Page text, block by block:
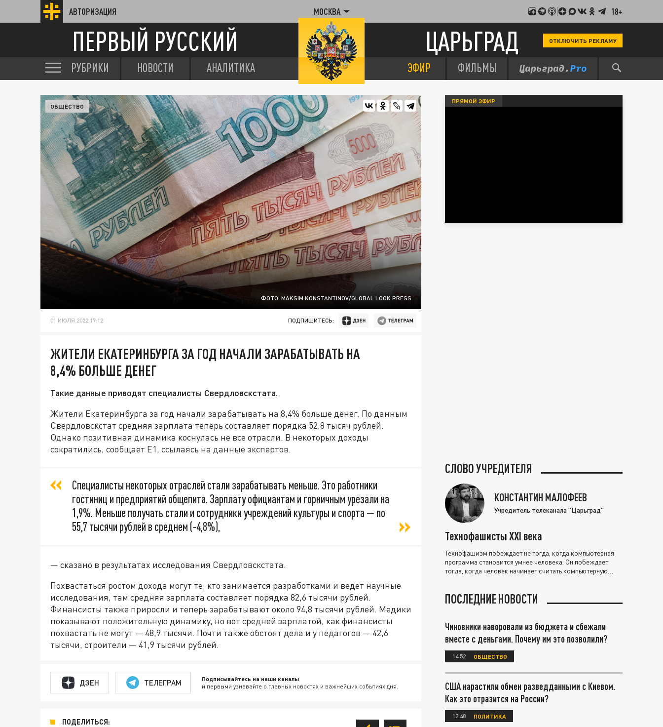
АВТОРИЗАЦИЯ МОСКВА 18+
ПЕРВЫЙ РУССКИЙ ЦАРЬГРАД ОТКЛЮЧИТЬ РЕКЛАМУ
РУБРИКИ НОВОСТИ АНАЛИТИКА ЭФИР ФИЛЬМЫ
ФОТО: MAKSIM KONSTANTINOV/GLOBAL LOOK PRESS
ОБЩЕСТВО
01 ИЮЛЯ 2022 17:12 ПОДПИШИТЕСЬ:
ЖИТЕЛИ ЕКАТЕРИНБУРГА ЗА ГОД НАЧАЛИ ЗАРАБАТЫВАТЬ НА
8,4% БОЛЬШЕ ДЕНЕГ
Такие данные приводят специалисты Свердловскстата.
Жители Екатеринбурга за год начали зарабатывать на 8,4% больше денег. По данным
Свердловскстат средняя зарплата теперь составляет порядка 52,8 тысяч рублей.
Однако позитивная динамика коснулась не все отрасли. В некоторых доходы
сократились, сообщает Е1, ссылаясь на данные экспертов.
Специалисты некоторых отраслей стали зарабатывать меньше. Это работники
гостиниц и предприятий общепита. Зарплату официантам и горничным урезали на
1,9%. Меньше получать стали и сотрудники учреждений культуры и спорта — по
55,7 тысячи рублей в среднем (-4,8%),
— сказано в результатах исследования Свердловскстата.
Похвастаться ростом дохода могут те, кто занимается разработками и ведет научные
исследования, там средняя зарплата составляет порядка 82,6 тысячи рублей.
Финансисты также приросли и теперь зарабатывают около 94,8 тысячи рублей. Медики
показывают положительную динамику, но вот средней зарплатой, как финансисты
похвастать не могут — 48,9 тысячи. Почти также обстоят дела и у педагогов — 42,6
тысячи, строители — 41,9 тысячи рублей.
ДЗЕН ТЕЛЕГРАМ Подписывайтесь на наши каналы
и первыми узнавайте о главных новостях и важнейших событиях дня.
ПОДЕЛИТЬСЯ:
ПРЯМОЙ ЭФИР
СЛОВО УЧРЕДИТЕЛЯ
КОНСТАНТИН МАЛОФЕЕВ
Учредитель телеканала "Царьград"
Технофашисты XXI века
Технофашизм побеждает не тогда, когда компьютерная
программа становится умнее человека. Он побеждает
тогда, когда человек начинает считать компьютерную
ПОСЛЕДНИЕ НОВОСТИ
Чиновники наворовали из бюджета и сбежали
вместе с деньгами. Почему им это позволили?
14:52 ОБЩЕСТВО
США нарастили обмен разведданными с Киевом.
Как это отразится на России?
12:48 ПОЛИТИКА